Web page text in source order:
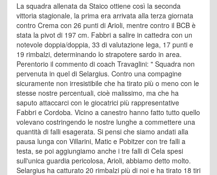
La squadra allenata da Staico ottiene così la seconda
vittoria stagionale, la prima era arrivata alla terza giornata
contro Crema con 26 punti di Arioli, mentre contro il BCB è
stata la pivot di 197 cm. Fabbri a salire in cattedra con un
notevole doppia/doppia, 33 di valutazione lega, 17 punti e
19 rimbalzi, determinando lo strapotere sardo in area.
Perentorio il commento di coach Travaglini: " Squadra non
pervenuta in quel di Selargius. Contro una compagine
sicuramente non irresistibile che ha tirato più o meno con le
stesse nostre percentuali, cioè malissimo, ma che ha
saputo attaccarci con le giocatrici più rappresentative
Fabbri e Cordoba. Vicino a canestro hanno fatto tutto quello
volevano costringendo le nostre lunghe a commettere una
quantità di falli esagerata. Si pensi che siamo andati alla
pausa lunga con Villarini, Matic e Pobitzer con tre falli a
testa, se poi aggiungiamo anche i tre falli di Cela spesi
sull'unica guardia pericolosa, Arioli, abbiamo detto molto.
Selargius ha catturato 20 rimbalzi più di noi e ha tirato 18 tiri